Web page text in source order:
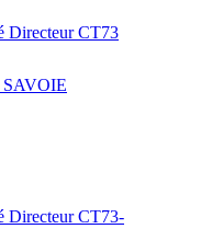
Directeur CT73
SAVOIE
Directeur CT73-